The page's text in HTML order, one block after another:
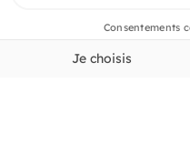
En savoir plus